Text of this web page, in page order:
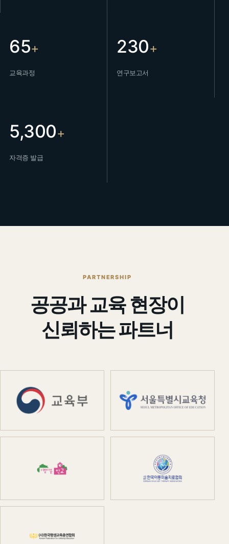
65+
교육과정
230+
연구보고서
5,300+
자격증 발급
PARTNERSHIP
공공과 교육 현장이
신뢰하는 파트너